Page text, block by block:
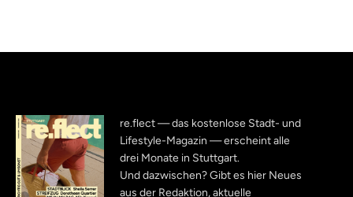
re.flect — das kostenlose Stadt- und
Lifestyle-Magazin — erscheint alle
drei Monate in Stuttgart.
Und dazwischen? Gibt es hier Neues
aus der Redaktion, aktuelle